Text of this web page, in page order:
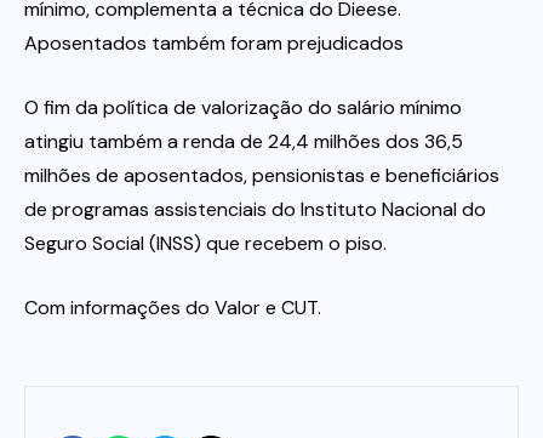
mínimo, complementa a técnica do Dieese.
Aposentados também foram prejudicados
O fim da política de valorização do salário mínimo
atingiu também a renda de 24,4 milhões dos 36,5
milhões de aposentados, pensionistas e beneficiários
de programas assistenciais do Instituto Nacional do
Seguro Social (INSS) que recebem o piso.
Com informações do Valor e CUT.